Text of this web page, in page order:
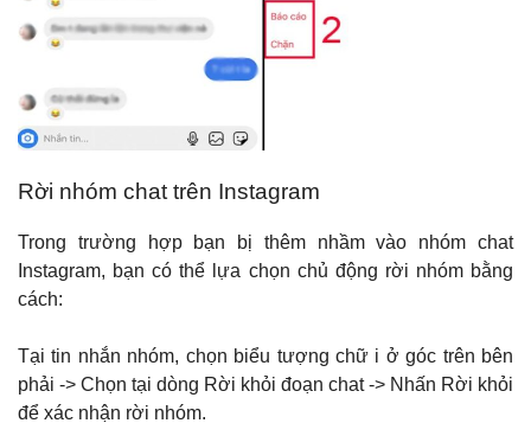
Rời nhóm chat trên Instagram
Trong trường hợp bạn bị thêm nhầm vào nhóm chat
Instagram, bạn có thể lựa chọn chủ động rời nhóm bằng
cách:
Tại tin nhắn nhóm, chọn biểu tượng chữ i ở góc trên bên
phải -> Chọn tại dòng Rời khỏi đoạn chat -> Nhấn Rời khỏi
để xác nhận rời nhóm.